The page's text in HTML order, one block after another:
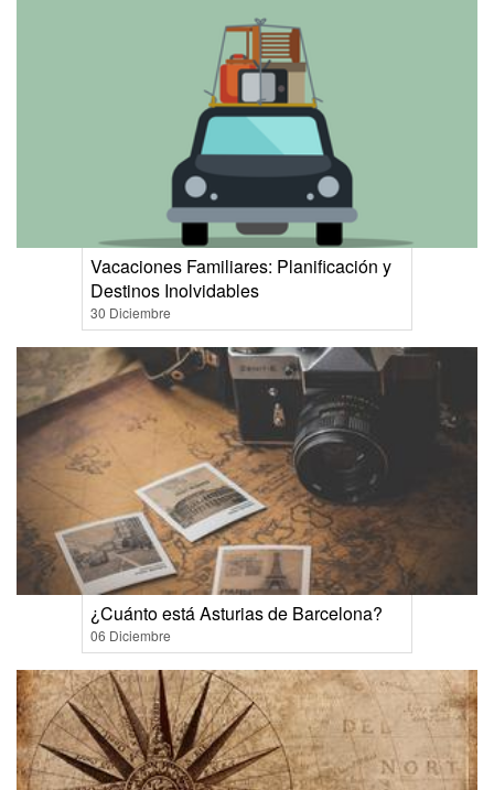
Vacaciones Familiares: Planificación y
Destinos Inolvidables
30 Diciembre
¿Cuánto está Asturias de Barcelona?
06 Diciembre